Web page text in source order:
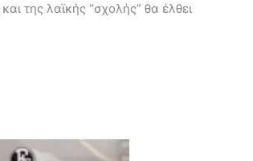
της λαϊκής “σχολής” θα έλθει